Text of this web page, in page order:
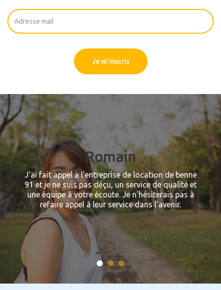
Je m’inscris
Romain
J'ai fait appel à l'entreprise de location de benne
91 et je ne suis pas déçu, un service de qualité et
une équipe à votre écoute. Je n'hésiterais pas à
refaire appel à leur service dans l'avenir.
Anne
Merci à l'équipe de GR Benne pour la location de
benne, une équipe à votre écoute et livraison de